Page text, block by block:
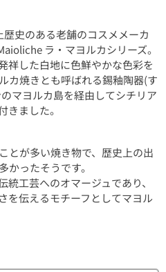
史のある老舗のコスメメーカ
ラ・マヨルカシリーズ。
祥した白地に色鮮やかな色彩を
カ焼きとも呼ばれる錫釉陶器(す
マヨルカ島を経由してシチリア
きました。
とが多い焼き物で、歴史上の出
かったそうです。
工芸へのオマージュであり、
を伝えるモチーフとしてマヨル